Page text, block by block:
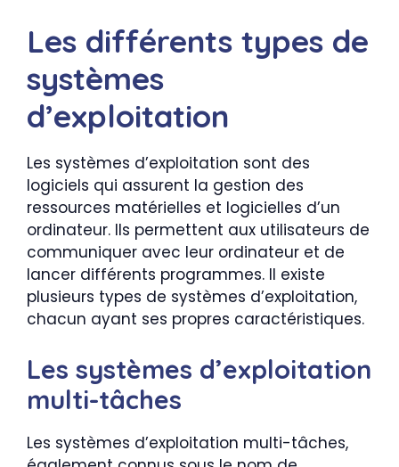
Les différents types de
systèmes
d’exploitation
Les systèmes d’exploitation sont des
logiciels qui assurent la gestion des
ressources matérielles et logicielles d’un
ordinateur. Ils permettent aux utilisateurs de
communiquer avec leur ordinateur et de
lancer différents programmes. Il existe
plusieurs types de systèmes d’exploitation,
chacun ayant ses propres caractéristiques.
Les systèmes d’exploitation
multi-tâches
Les systèmes d’exploitation multi-tâches,